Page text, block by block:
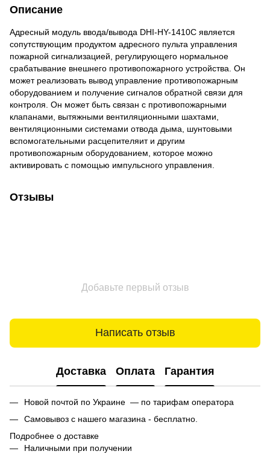
Описание
Адресный модуль ввода/вывода DHI-HY-1410C является
сопутствующим продуктом адресного пульта управления
пожарной сигнализацией, регулирующего нормальное
срабатывание внешнего противопожарного устройства. Он
может реализовать вывод управление противопожарным
оборудованием и получение сигналов обратной связи для
контроля. Он может быть связан с противопожарными
клапанами, вытяжными вентиляционными шахтами,
вентиляционными системами отвода дыма, шунтовыми
вспомогательными расцепителяит и другим
противопожарным оборудованием, которое можно
активировать с помощью импульсного управления.
Отзывы
Добавьте первый отзыв
Написать отзыв
Доставка Оплата Гарантия
Новой почтой по Украине — по тарифам оператора
Самовывоз с нашего магазина - бесплатно.
Подробнее о доставке
Наличными при получении